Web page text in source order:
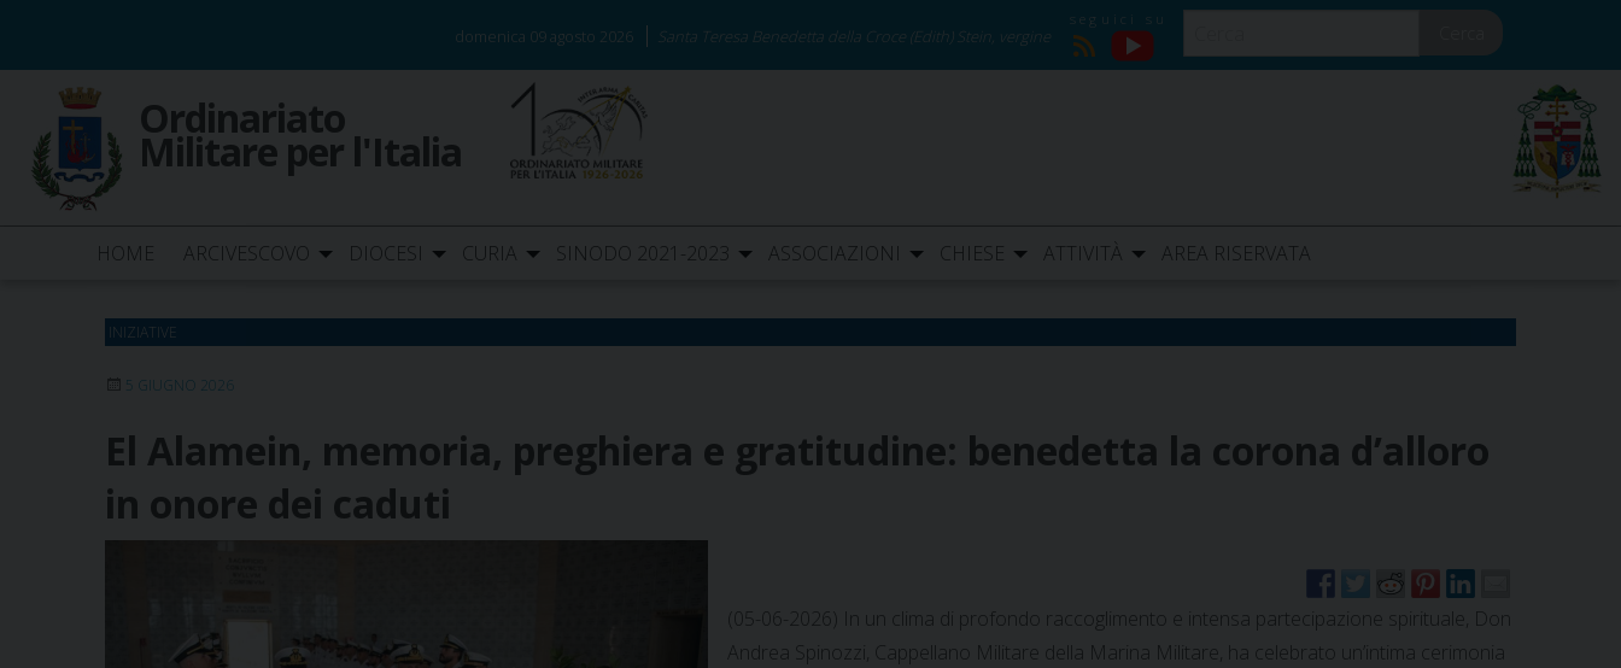
content
domenica 09 agosto 2026 Santa Teresa Benedetta della Croce (Edith) Stein, vergine
RSS
YouTube
Ordinariato
Militare per l'Italia
HOME ARCIVESCOVO DIOCESI CURIA SINODO 2021-2023 ASSOCIAZIONI CHIESE ATTIVITÀ AREA RISERVATA
INIZIATIVE
5 GIUGNO 2026
El Alamein, memoria, preghiera e gratitudine: benedetta la corona d’alloro
in onore dei caduti
(05-06-2026) In un clima di profondo raccoglimento e intensa partecipazione spirituale, Don
Andrea Spinozzi, Cappellano Militare della Marina Militare, ha celebrato un’intima cerimonia